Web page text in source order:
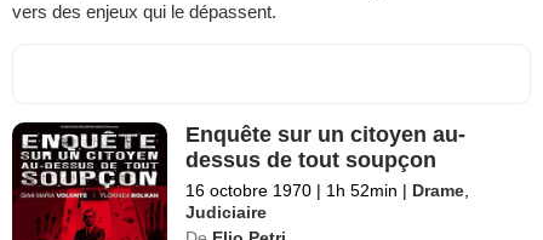
vers des enjeux qui le dépassent.
Enquête sur un citoyen au-
dessus de tout soupçon
16 octobre 1970 | 1h 52min | Drame,
Judiciaire